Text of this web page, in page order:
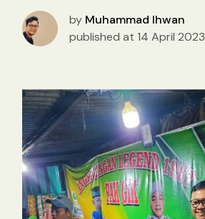
by Muhammad Ihwan
published at 14 April 2023